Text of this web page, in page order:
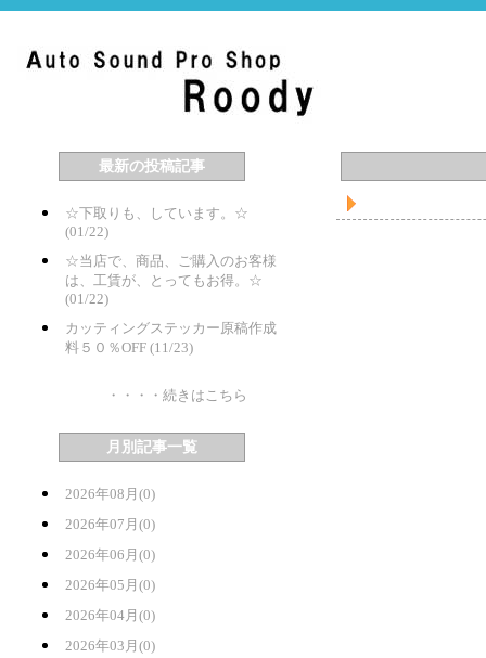
最新の投稿記事
☆下取りも、しています。☆
(01/22)
☆当店で、商品、ご購入のお客様
は、工賃が、とってもお得。☆
(01/22)
カッティングステッカー原稿作成
料５０％OFF (11/23)
・・・・続きはこちら
月別記事一覧
2026年08月(0)
2026年07月(0)
2026年06月(0)
2026年05月(0)
2026年04月(0)
2026年03月(0)